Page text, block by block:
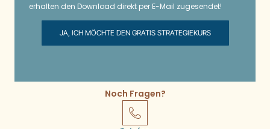
erhalten den Download direkt per E-Mail zugesendet!
JA, ICH MÖCHTE DEN GRATIS STRATEGIEKURS
Noch Fragen?